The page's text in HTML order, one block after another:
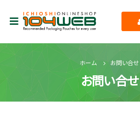
ホーム お問い合せ
お問い合せ